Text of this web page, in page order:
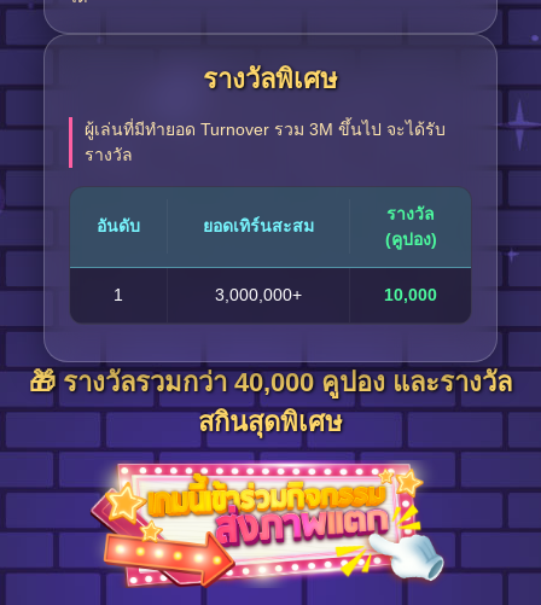
รางวัลพิเศษ
ผู้เล่นที่มีทำยอด Turnover รวม 3M ขึ้นไป จะได้รับ
รางวัล
อันดับ ยอดเทิร์นสะสม
รางวัล
(คูปอง)
1 3,000,000+ 10,000
🎁 รางวัลรวมกว่า 40,000 คูปอง และรางวัล
สกินสุดพิเศษ